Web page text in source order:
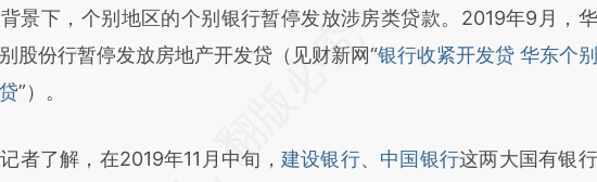
下，个别地区的个别银行暂停发放涉房类贷款。2019年9月，
股份行暂停发放房地产开发贷（见财新网“银行收紧开发贷 华东个
”）。
了解，在2019年11月中旬， 建设银行、 中国银行这两大国有银